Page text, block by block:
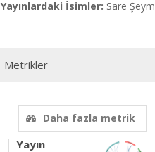
Yayınlardaki İsimler: Sare
Metrikler
Daha fazla metrik
Yayın